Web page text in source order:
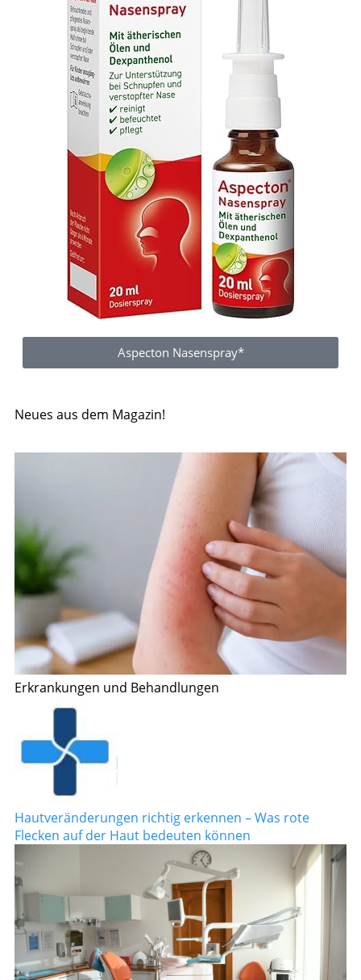
Aspecton Nasenspray*
Neues aus dem Magazin!
Erkrankungen und Behandlungen
Hautveränderungen richtig erkennen – Was rote
Flecken auf der Haut bedeuten können